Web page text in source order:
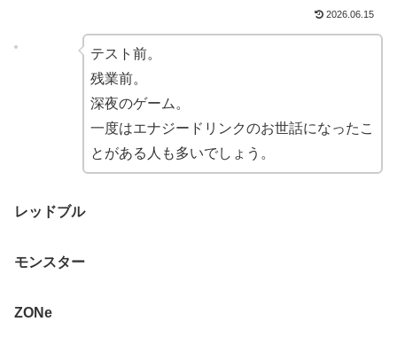
2026.06.15
テスト前。
残業前。
深夜のゲーム。
一度はエナジードリンクのお世話になったこ
とがある人も多いでしょう。
レッドブル
モンスター
ZONe